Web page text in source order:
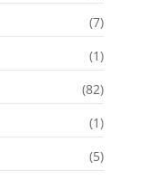
(7)
(1)
(82)
(1)
(5)